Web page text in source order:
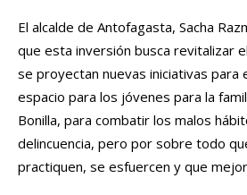
El alcalde de Antofagasta, Sacha
que esta inversión busca revitalizar
se proyectan nuevas iniciativas para
espacio para los jóvenes para la
Bonilla, para combatir los malos
delincuencia, pero por sobre todo
practiquen, se esfuercen y que